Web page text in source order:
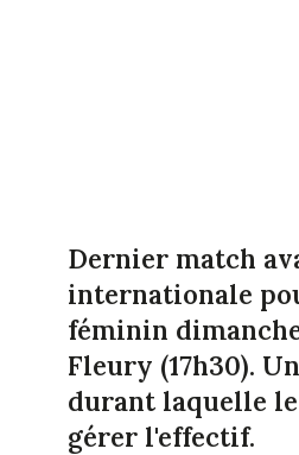
Dernier match
internationale
féminin
Fleury (17h30).
durant laquelle
gérer l'effectif.